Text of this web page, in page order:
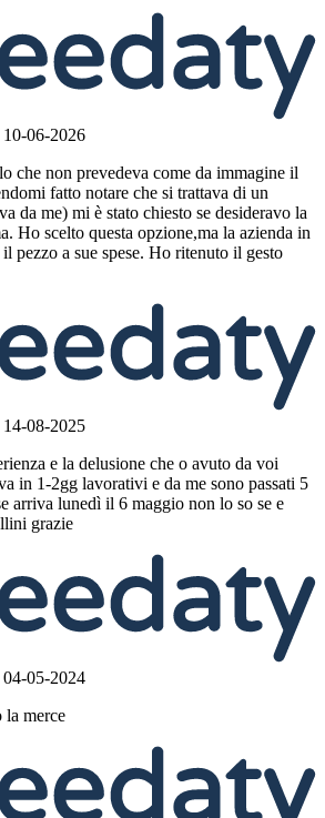
10-06-2026
che non prevedeva come da immagine il
fatto notare che si trattava di un
da me) mi è stato chiesto se desideravo la
Ho scelto questa opzione,ma la azienda in
pezzo a sue spese. Ho ritenuto il gesto
14-08-2025
e la delusione che o avuto da voi
in 1-2gg lavorativi e da me sono passati 5
arriva lunedì il 6 maggio non lo so se e
grazie
04-05-2024
la merce